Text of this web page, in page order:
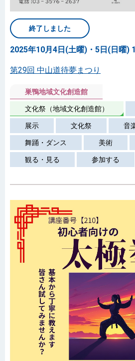
終了しました
2025年10月4日(土曜)・5日(日曜)
第29回 中山道待夢まつり
巣鴨地域文化創造館
文化祭（地域文化創造館）
展示 文化祭 音
舞踊・ダンス 美術
観る・見る 参加する